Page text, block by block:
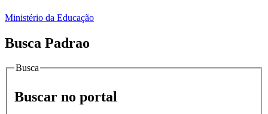
Ministério da Educação
Busca Padrao
Busca
Buscar no portal